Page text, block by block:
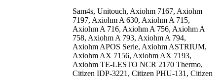
Sam4s, Unitouch, Axiohm 7167, Axiohm
7197, Axiohm A 630, Axiohm A 715,
Axiohm A 716, Axiohm A 756, Axiohm A
758, Axiohm A 793, Axiohm A 794,
Axiohm APOS Serie, Axiohm ASTRIUM,
Axiohm AX 7156, Axiohm AX 7193,
Axiohm TE-LESTO NCR 2170 Thermo,
Citizen IDP-3221, Citizen PHU-131, Citizen